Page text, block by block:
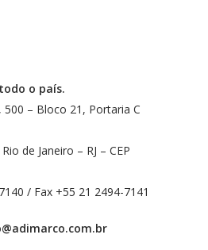
o país.
500 – Bloco 21, Portaria C
de Janeiro – RJ – CEP
/ Fax +55 21 2494-7141